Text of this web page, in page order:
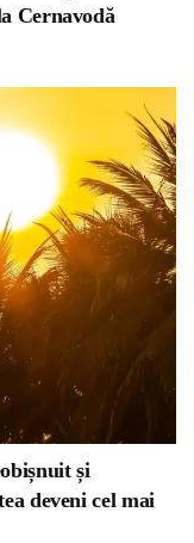
Cernavodă
și
deveni cel mai